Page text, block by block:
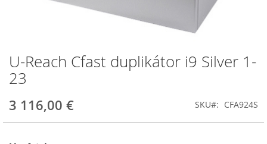
U-Reach Cfast duplikátor i9 Silver 1-
23
3 116,00 € SKU CFA924S
Přeskočit
na
začátek
s